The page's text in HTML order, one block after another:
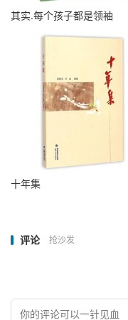
其实.每个孩子都是领袖
十年集
评论 抢沙发